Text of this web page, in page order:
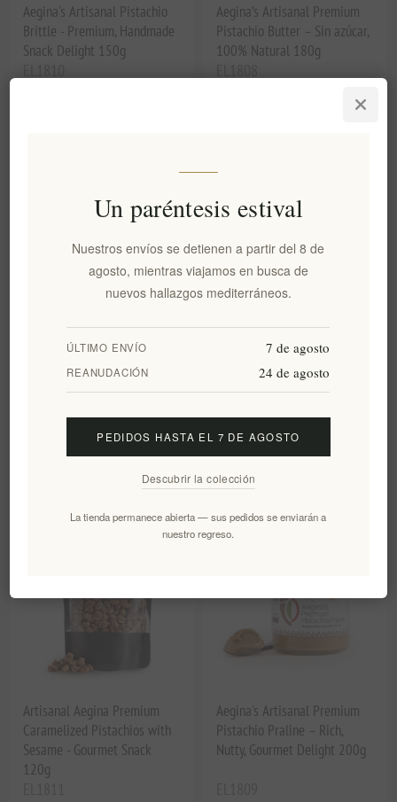
Aegina's Artisanal Pistachio
Brittle - Premium, Handmade
Snack Delight 150g
Aegina’s Artisanal Premium
Pistachio Butter – Sin azúcar,
100% Natural 180g
Aegina's Mantequilla de
Pistacho Premium Artesanal -
Untuosa, Nuez y Tostada
equivale a €46,00 por 1 kg(s)
Aegina's Artisanal Premium
Pistachio Pesto – Rich, Nutty,
Gourmet Flavor 180g
EL1813
equivale a €66,67 por 1 kg(s)
Artisanal Aegina Premium
Caramelized Pistachios with
Sesame - Gourmet Snack
120g
Aegina's Artisanal Premium
Pistachio Praline – Rich,
Nutty, Gourmet Delight 200g
Un paréntesis estival
Nuestros envíos se detienen a partir del 8 de
agosto, mientras viajamos en busca de
nuevos hallazgos mediterráneos.
ÚLTIMO ENVÍO 7 de agosto
REANUDACIÓN 24 de agosto
PEDIDOS HASTA EL 7 DE AGOSTO
Descubrir la colección
La tienda permanece abierta — sus pedidos se enviarán a
nuestro regreso.